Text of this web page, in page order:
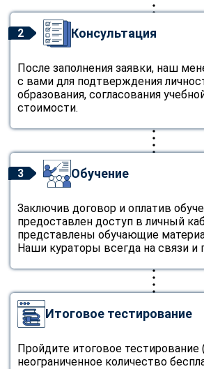
2 Консультация
После заполнения заявки, наш
с вами для подтверждения
образования, согласования
стоимости.
3 Обучение
Заключив договор и оплатив
предоставлен доступ в личный
представлены обучающие
Наши кураторы всегда на связи и
Итоговое тестирование
Пройдите итоговое
неограниченное количество